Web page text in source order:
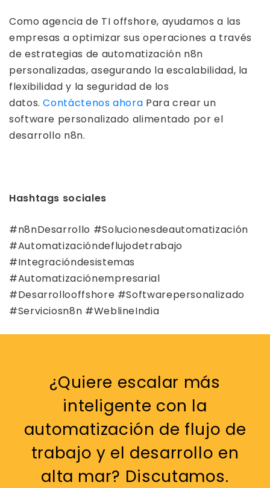
Como agencia de TI offshore, ayudamos a las
empresas a optimizar sus operaciones a través
de estrategias de automatización n8n
personalizadas, asegurando la escalabilidad, la
flexibilidad y la seguridad de los
datos.Contáctenos ahora Para crear un
software personalizado alimentado por el
desarrollo n8n.
Hashtags sociales
#n8nDesarrollo #Solucionesdeautomatización
#Automatizacióndeflujodetrabajo
#Integracióndesistemas
#Automatizaciónempresarial
#Desarrollooffshore #Softwarepersonalizado
#Serviciosn8n #WeblineIndia
¿Quiere escalar más
inteligente con la
automatización de flujo de
trabajo y el desarrollo en
alta mar? Discutamos.